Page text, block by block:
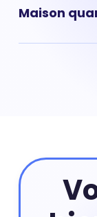
Maison